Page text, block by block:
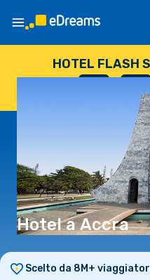
HOTEL FLASH
ORE
Hotel a Accra
Scelto da 8M+